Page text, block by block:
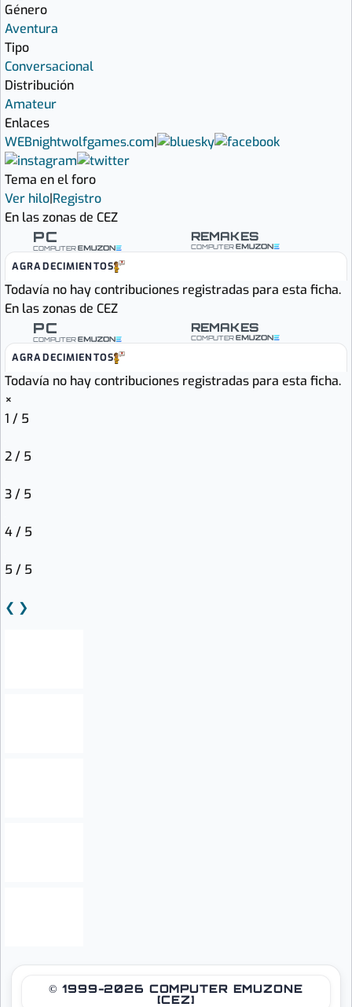
Género
Aventura
Tipo
Conversacional
Distribución
Amateur
Enlaces
WEBnightwolfgames.com|
Tema en el foro
Ver hilo|Registro
En las zonas de CEZ
PC
COMPUTER
REMAKES
COMPUTER
AGRADECIMIENTOS
Todavía no hay contribuciones registradas para esta ficha.
En las zonas de CEZ
PC
COMPUTER
REMAKES
COMPUTER
AGRADECIMIENTOS
Todavía no hay contribuciones registradas para esta ficha.
×
1 / 5
2 / 5
3 / 5
4 / 5
5 / 5
❮ ❯
© 1999-2026 COMPUTER EMUZONE
[CEZ]